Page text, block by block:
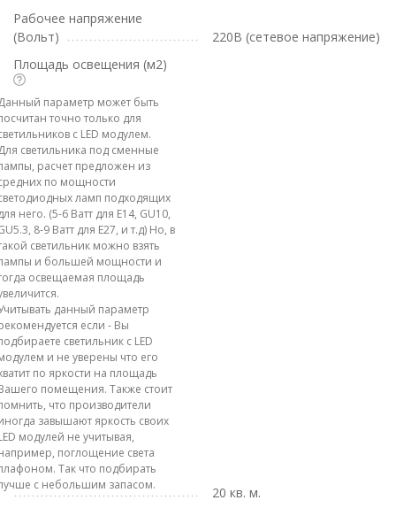
Рабочее напряжение
(Вольт)
220В (сетевое напряжение)
Площадь освещения (м2)
параметр может быть
точно только для
с LED модулем.
светильника под сменные
расчет предложен из
по мощности
ламп подходящих
него. (5-6 Ватт для E14, GU10,
8-9 Ватт для E27, и т.д) Но, в
светильник можно взять
и большей мощности и
освещаемая площадь
данный параметр
если - Вы
светильник с LED
и не уверены что его
по яркости на площадь
помещения. Также стоит
что производители
завышают яркость своих
модулей не учитывая,
поглощение света
Так что подбирать
с небольшим запасом.
20 кв. м.